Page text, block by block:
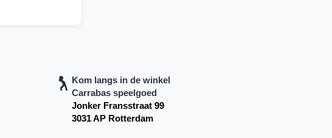
Kom langs in de winkel
Carrabas speelgoed
Jonker Fransstraat 99
3031 AP Rotterdam